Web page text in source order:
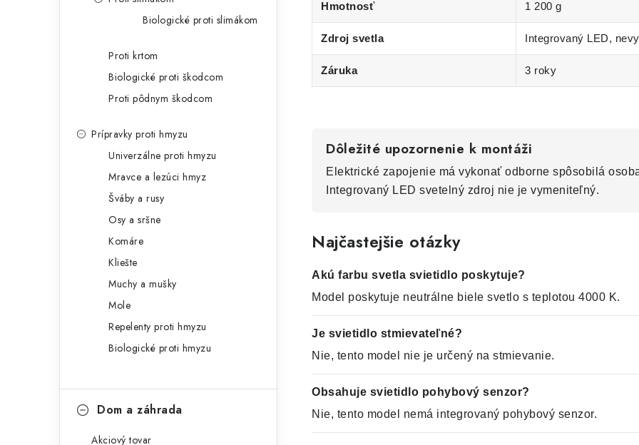
Biologické proti slimákom
Proti krtom
Biologické proti škodcom
Proti pôdnym škodcom
Prípravky proti hmyzu
Univerzálne proti hmyzu
Mravce a lezúci hmyz
Šváby a rusy
Osy a sršne
Komáre
Kliešte
Muchy a mušky
Mole
Repelenty proti hmyzu
Biologické proti hmyzu
Dom a záhrada
Akciový tovar
Hmotnosť 1 200 g
Zdroj svetla Integrovaný LED,
Záruka 3 roky
Dôležité upozornenie k montáži
Elektrické zapojenie má vykonať odborne spôsobilá
Integrovaný LED svetelný zdroj nie je vymeniteľný.
Najčastejšie otázky
Akú farbu svetla svietidlo poskytuje?
Model poskytuje neutrálne biele svetlo s teplotou 4000 K.
Je svietidlo stmievateľné?
Nie, tento model nie je určený na stmievanie.
Obsahuje svietidlo pohybový senzor?
Nie, tento model nemá integrovaný pohybový senzor.